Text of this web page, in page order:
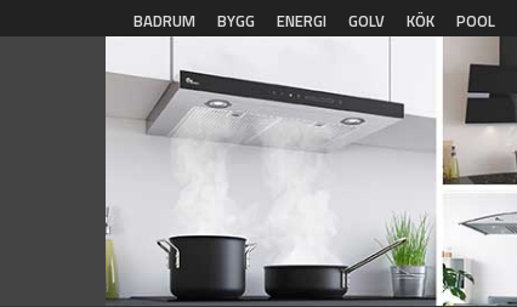
Hoppa till huvudinnehåll
BADRUM BYGG ENERGI GOLV KÖK POOL